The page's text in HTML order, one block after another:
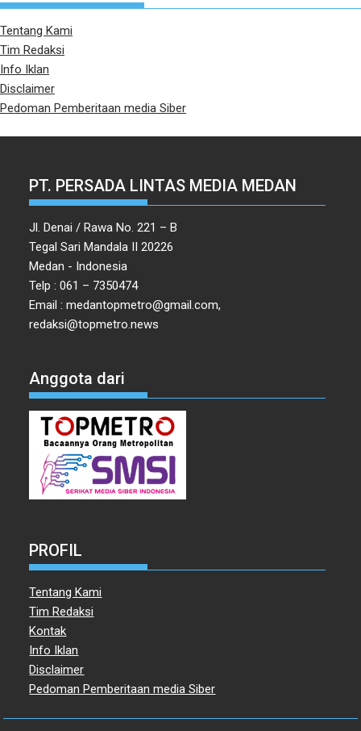
Tentang Kami
Tim Redaksi
Info Iklan
Disclaimer
Pedoman Pemberitaan media Siber
PT. PERSADA LINTAS MEDIA MEDAN
Jl. Denai / Rawa No. 221 – B
Tegal Sari Mandala II 20226
Medan - Indonesia
Telp : 061 – 7350474
Email : medantopmetro@gmail.com,
redaksi@topmetro.news
Anggota dari
PROFIL
Tentang Kami
Tim Redaksi
Kontak
Info Iklan
Disclaimer
Pedoman Pemberitaan media Siber